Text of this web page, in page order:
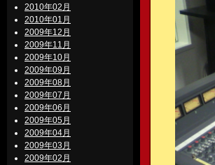
2010年02月
2010年01月
2009年12月
2009年11月
2009年10月
2009年09月
2009年08月
2009年07月
2009年06月
2009年05月
2009年04月
2009年03月
2009年02月